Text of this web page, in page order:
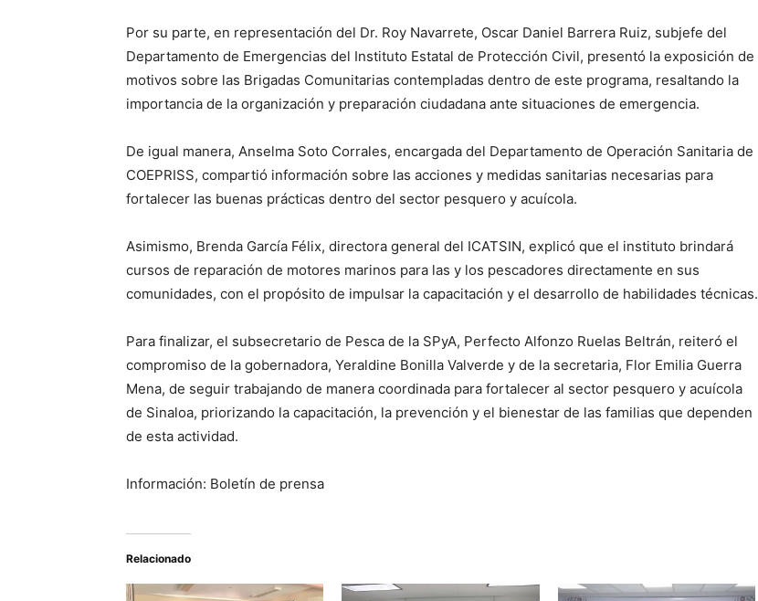
Por su parte, en representación del Dr. Roy Navarrete, Oscar Daniel Barrera Ruiz, subjefe del
Departamento de Emergencias del Instituto Estatal de Protección Civil, presentó la exposición de
motivos sobre las Brigadas Comunitarias contempladas dentro de este programa, resaltando la
importancia de la organización y preparación ciudadana ante situaciones de emergencia.
De igual manera, Anselma Soto Corrales, encargada del Departamento de Operación Sanitaria de
COEPRISS, compartió información sobre las acciones y medidas sanitarias necesarias para
fortalecer las buenas prácticas dentro del sector pesquero y acuícola.
Asimismo, Brenda García Félix, directora general del ICATSIN, explicó que el instituto brindará
cursos de reparación de motores marinos para las y los pescadores directamente en sus
comunidades, con el propósito de impulsar la capacitación y el desarrollo de habilidades técnicas.
Para finalizar, el subsecretario de Pesca de la SPyA, Perfecto Alfonzo Ruelas Beltrán, reiteró el
compromiso de la gobernadora, Yeraldine Bonilla Valverde y de la secretaria, Flor Emilia Guerra
Mena, de seguir trabajando de manera coordinada para fortalecer al sector pesquero y acuícola
de Sinaloa, priorizando la capacitación, la prevención y el bienestar de las familias que dependen
de esta actividad.
Información: Boletín de prensa
Relacionado